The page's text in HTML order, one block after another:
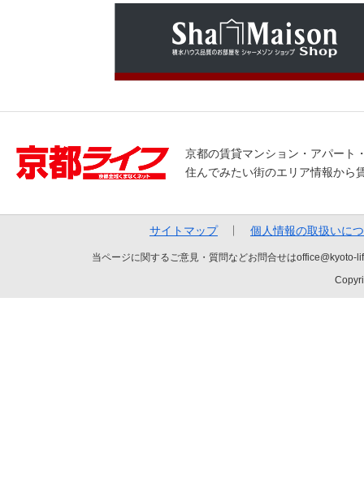
京都の賃貸マンション・アパート
住んでみたい街のエリア情報から
サイトマップ 個人情報の取扱いに
当ページに関するご意見・質問などお問合せは